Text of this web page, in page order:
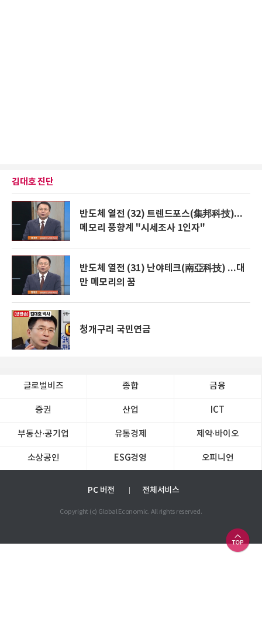
김대호 진단
반도체 열전 (32) 트렌드포스(集邦科技)...
메모리 풍향계 "시세조사 1인자"
반도체 열전 (31) 난야테크(南亞科技) ...대
만 메모리의 꿈
청개구리 국민연금
글로벌비즈 종합 금융
증권 산업 ICT
부동산·공기업 유통경제 제약∙바이오
소상공인 ESG경영 오피니언
PC 버전 전체서비스
Copyright (c) Global Economic. All rights reserved.